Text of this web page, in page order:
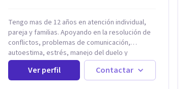
Tengo mas de 12 años en atención individual,
pareja y familias. Apoyando en la resolución de
conflictos, problemas de comunicación,
autoestima, estrés, manejo del duelo y
personas con ansiedad y depresión, así como
problemas de conducta y comportamiento.
Desarrollo de personas maximizando su
Ver perfil Contactar